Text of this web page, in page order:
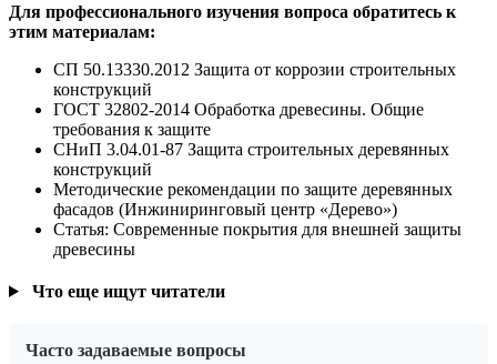
Для профессионального изучения вопроса обратитесь к
этим материалам:
СП 50.13330.2012 Защита от коррозии строительных
конструкций
ГОСТ 32802-2014 Обработка древесины. Общие
требования к защите
СНиП 3.04.01-87 Защита строительных деревянных
конструкций
Методические рекомендации по защите деревянных
фасадов (Инжиниринговый центр «Дерево»)
Статья: Современные покрытия для внешней защиты
древесины
Что еще ищут читатели
Часто задаваемые вопросы